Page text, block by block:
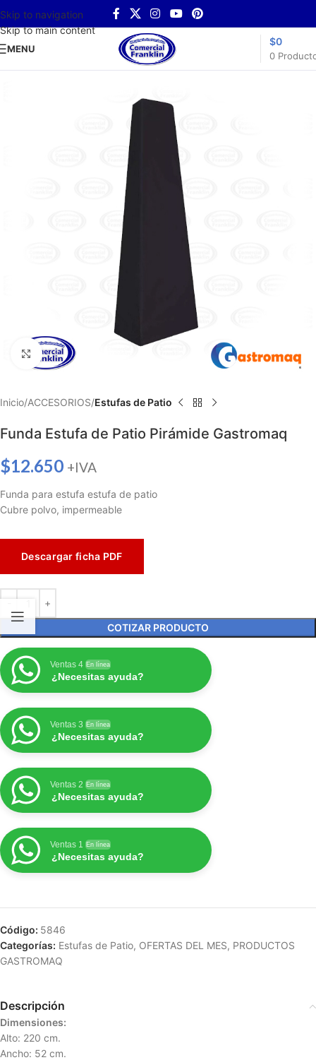
Skip to navigation
Skip to main content
MENU
0
$0
Haga clic para ampliar
Inicio ACCESORIOS Estufas de Patio
Funda Estufa de Patio Pirámide Gastromaq
$12.650 +IVA
Funda para estufa estufa de patio
Cubre polvo, impermeable
Descargar ficha PDF
COTIZAR PRODUCTO
Ventas 4 En línea
¿Necesitas ayuda?
Ventas 3 En línea
¿Necesitas ayuda?
Ventas 2 En línea
¿Necesitas ayuda?
Ventas 1 En línea
¿Necesitas ayuda?
Código: 5846
Categorías: Estufas de Patio, OFERTAS DEL MES, PRODUCTOS
GASTROMAQ
Descripción
Dimensiones:
Alto: 220 cm.
Ancho: 52 cm.